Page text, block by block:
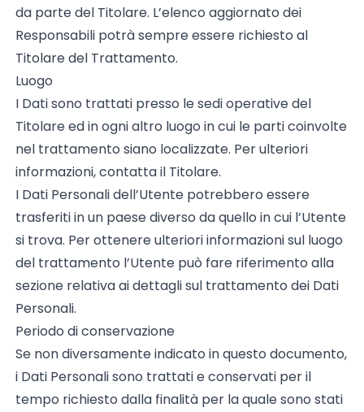
da parte del Titolare. L’elenco aggiornato dei
Responsabili potrà sempre essere richiesto al
Titolare del Trattamento.
Luogo
I Dati sono trattati presso le sedi operative del
Titolare ed in ogni altro luogo in cui le parti coinvolte
nel trattamento siano localizzate. Per ulteriori
informazioni, contatta il Titolare.
I Dati Personali dell’Utente potrebbero essere
trasferiti in un paese diverso da quello in cui l’Utente
si trova. Per ottenere ulteriori informazioni sul luogo
del trattamento l’Utente può fare riferimento alla
sezione relativa ai dettagli sul trattamento dei Dati
Personali.
Periodo di conservazione
Se non diversamente indicato in questo documento,
i Dati Personali sono trattati e conservati per il
tempo richiesto dalla finalità per la quale sono stati